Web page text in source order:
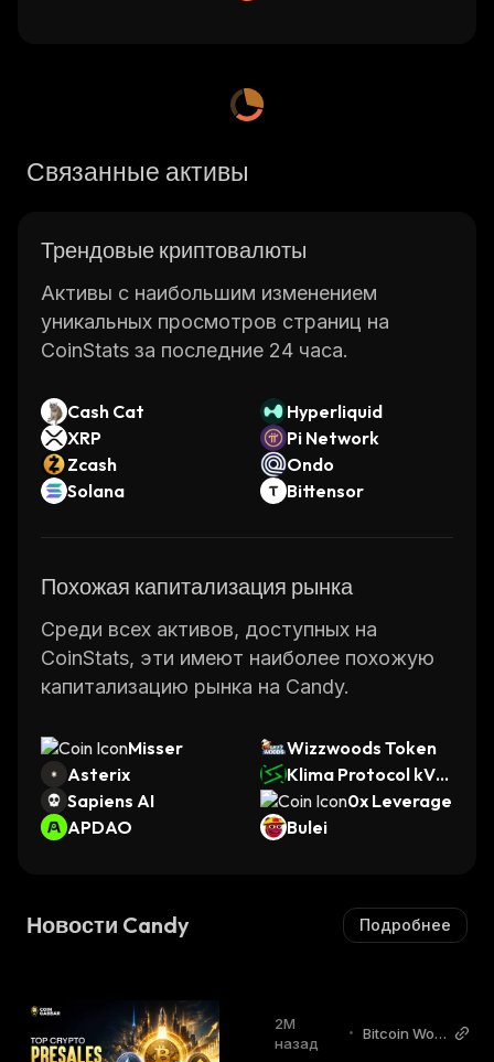
Связанные активы
Трендовые криптовалюты
Активы с наибольшим изменением
уникальных просмотров страниц на
CoinStats за последние 24 часа.
Cash Cat
Hyperliquid
XRP
Pi Network
Zcash
Ondo
Solana
Bittensor
Похожая капитализация рынка
Среди всех активов, доступных на
CoinStats, эти имеют наиболее похожую
капитализацию рынка на Candy.
Misser
Wizzwoods Token
Asterix
Klima Protocol kVC
M
Sapiens AI
0x Leverage
APDAO
Bulei
Новости Candy Подробнее
2М
назад
• Bitcoin Worl